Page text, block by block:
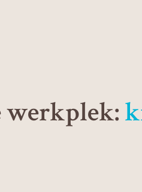
werkplek: